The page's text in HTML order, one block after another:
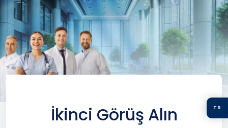
TR
İkinci Görüş Alın